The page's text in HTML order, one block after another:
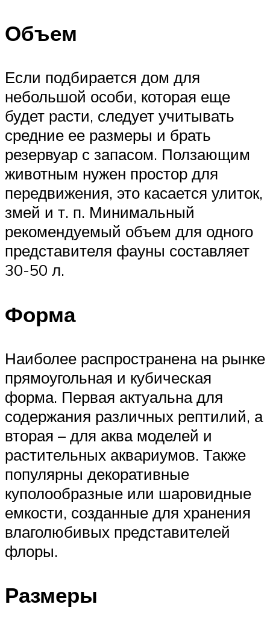
Объем
Если подбирается дом для
небольшой особи, которая еще
будет расти, следует учитывать
средние ее размеры и брать
резервуар с запасом. Ползающим
животным нужен простор для
передвижения, это касается улиток,
змей и т. п. Минимальный
рекомендуемый объем для одного
представителя фауны составляет
30-50 л.
Форма
Наиболее распространена на рынке
прямоугольная и кубическая
форма. Первая актуальна для
содержания различных рептилий, а
вторая – для аква моделей и
растительных аквариумов. Также
популярны декоративные
куполообразные или шаровидные
емкости, созданные для хранения
влаголюбивых представителей
флоры.
Размеры